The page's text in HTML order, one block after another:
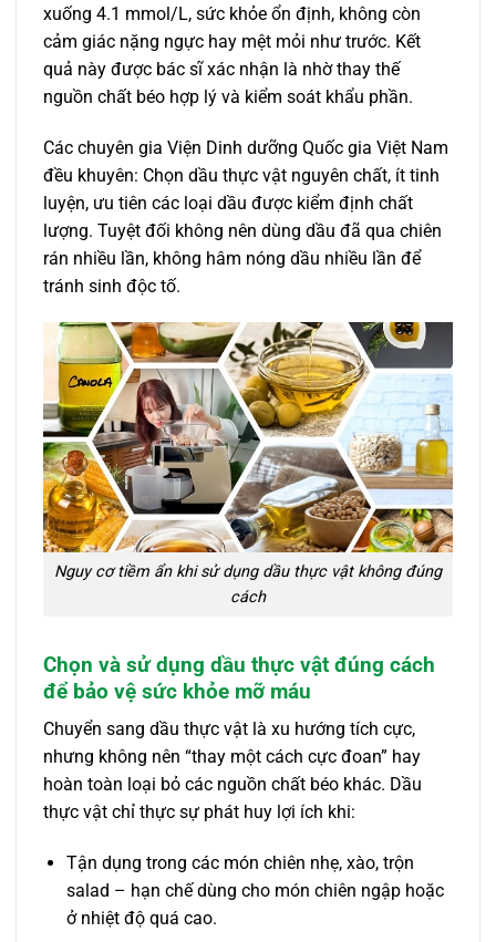
xuống 4.1 mmol/L, sức khỏe ổn định, không còn
cảm giác nặng ngực hay mệt mỏi như trước. Kết
quả này được bác sĩ xác nhận là nhờ thay thế
nguồn chất béo hợp lý và kiểm soát khẩu phần.
Các chuyên gia Viện Dinh dưỡng Quốc gia Việt Nam
đều khuyên: Chọn dầu thực vật nguyên chất, ít tinh
luyện, ưu tiên các loại dầu được kiểm định chất
lượng. Tuyệt đối không nên dùng dầu đã qua chiên
rán nhiều lần, không hâm nóng dầu nhiều lần để
tránh sinh độc tố.
Nguy cơ tiềm ẩn khi sử dụng dầu thực vật không đúng
cách
Chọn và sử dụng dầu thực vật đúng cách
để bảo vệ sức khỏe mỡ máu
Chuyển sang dầu thực vật là xu hướng tích cực,
nhưng không nên “thay một cách cực đoan” hay
hoàn toàn loại bỏ các nguồn chất béo khác. Dầu
thực vật chỉ thực sự phát huy lợi ích khi:
Tận dụng trong các món chiên nhẹ, xào, trộn
salad – hạn chế dùng cho món chiên ngập hoặc
ở nhiệt độ quá cao.